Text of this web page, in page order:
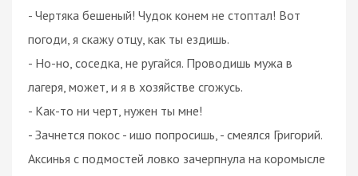
- Чертяка бешеный! Чудок конем не стоптал! Вот
погоди, я скажу отцу, как ты ездишь.
- Но-но, соседка, не ругайся. Проводишь мужа в
лагеря, может, и я в хозяйстве сгожусь.
- Как-то ни черт, нужен ты мне!
- Зачнется покос - ишо попросишь, - смеялся Григорий.
Аксинья с подмостей ловко зачерпнула на коромысле